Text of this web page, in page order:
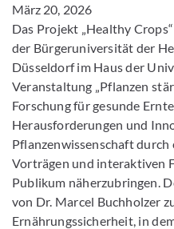
März 20, 2026
Das Projekt „Healthy
der Bürgeruniversität der
Düsseldorf im Haus der
Veranstaltung „Pflanzen
Forschung für gesunde
Herausforderungen und
Pflanzenwissenschaft
Vorträgen und interaktiven
Publikum näherzubringen.
von Dr. Marcel Buchholzer
Ernährungssicherheit, in